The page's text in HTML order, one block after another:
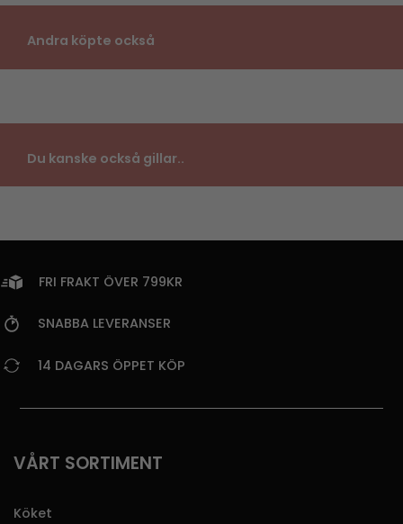
Andra köpte också
Du kanske också gillar..
FRI FRAKT ÖVER 799KR
SNABBA LEVERANSER
14 DAGARS ÖPPET KÖP
VÅRT SORTIMENT
Köket